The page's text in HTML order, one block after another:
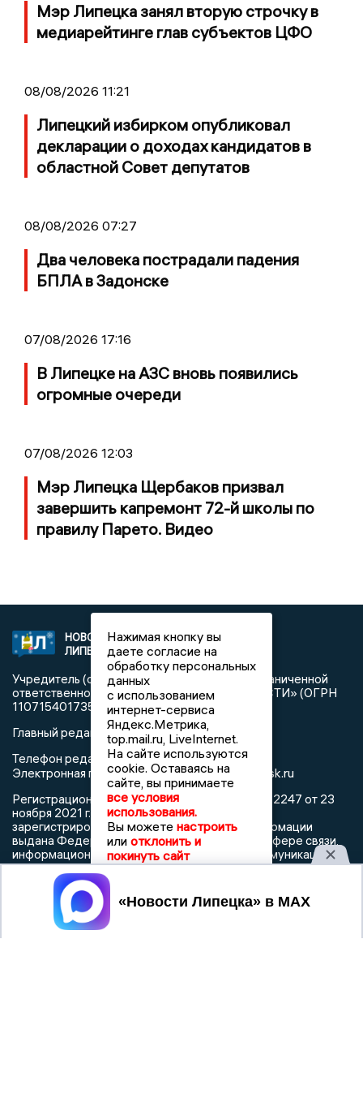
Мэр Липецка занял вторую строчку в
медиарейтинге глав субъектов ЦФО
08/08/2026 11:21
Липецкий избирком опубликовал
декларации о доходах кандидатов в
областной Совет депутатов
08/08/2026 07:27
Два человека пострадали падения
БПЛА в Задонске
07/08/2026 17:16
В Липецке на АЗС вновь появились
огромные очереди
07/08/2026 12:03
Мэр Липецка Щербаков призвал
завершить капремонт 72-й школы по
правилу Парето. Видео
НОВОСТИ
ЛИПЕЦКА
2021 © NEWSLIPETSK.RU | СИ
«Новости Липецка»
Учредитель (соучредители): Общество с ограниченной
ответственностью «РЕГИОНАЛЬНЫЕ НОВОСТИ» (ОГРН
1107154017354)
Главный редактор: Герцог Е.Г.
Телефон редакции: +7 903 699 9427
Электронная почта редакции:info@newslipetsk.ru
Регистрационный номер: серия Эл № ФС77-82247 от 23
ноября 2021 г. согласно выписке из реестра
зарегистрированных средств массовой информации
выдана Федеральной службой по надзору в сфере связи,
информационных технологий и массовых коммуникаций
Нажимая кнопку вы
даете согласие на
обработку персональных
данных
с использованием
интернет-сервиса
Яндекс.Метрика,
top.mail.ru, LiveInternet.
На сайте используются
cookie. Оставаясь на
сайте, вы принимаете
все условия
использования.
Вы можете настроить
или отклонить и
покинуть сайт
Принять